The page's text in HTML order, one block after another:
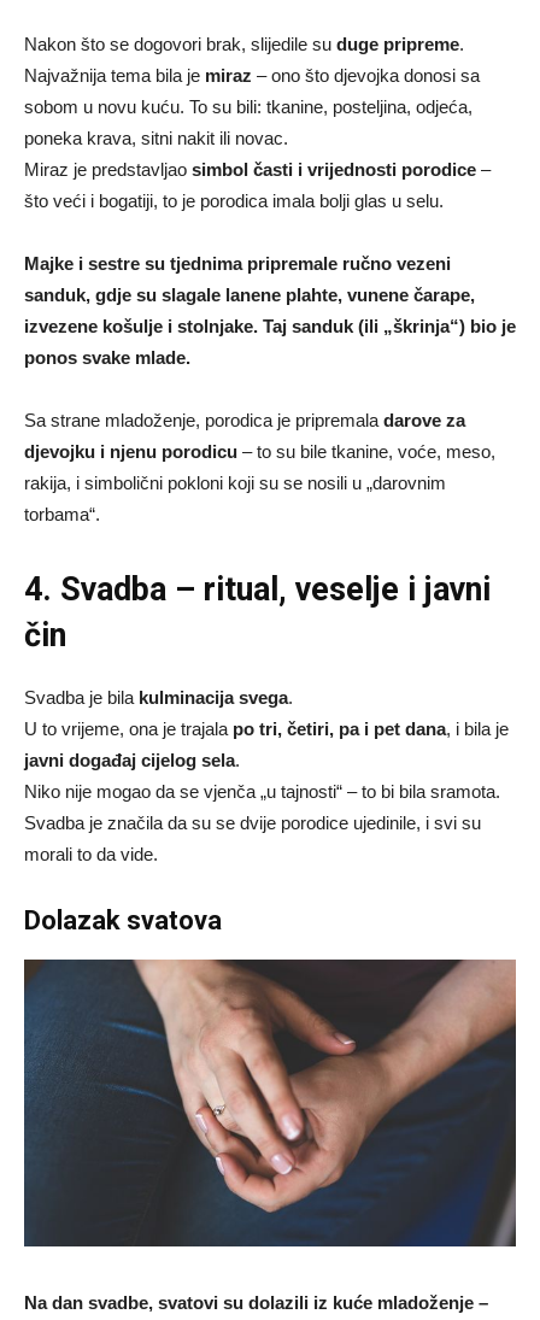
Nakon što se dogovori brak, slijedile su duge pripreme.
Najvažnija tema bila je miraz – ono što djevojka donosi sa
sobom u novu kuću. To su bili: tkanine, posteljina, odjeća,
poneka krava, sitni nakit ili novac.
Miraz je predstavljao simbol časti i vrijednosti porodice –
što veći i bogatiji, to je porodica imala bolji glas u selu.
Majke i sestre su tjednima pripremale ručno vezeni
sanduk, gdje su slagale lanene plahte, vunene čarape,
izvezene košulje i stolnjake. Taj sanduk (ili „škrinja“) bio je
ponos svake mlade.
Sa strane mladoženje, porodica je pripremala darove za
djevojku i njenu porodicu – to su bile tkanine, voće, meso,
rakija, i simbolični pokloni koji su se nosili u „darovnim
torbama“.
4. Svadba – ritual, veselje i javni
čin
Svadba je bila kulminacija svega.
U to vrijeme, ona je trajala po tri, četiri, pa i pet dana, i bila je
javni događaj cijelog sela.
Niko nije mogao da se vjenča „u tajnosti“ – to bi bila sramota.
Svadba je značila da su se dvije porodice ujedinile, i svi su
morali to da vide.
Dolazak svatova
Na dan svadbe, svatovi su dolazili iz kuće mladoženje –